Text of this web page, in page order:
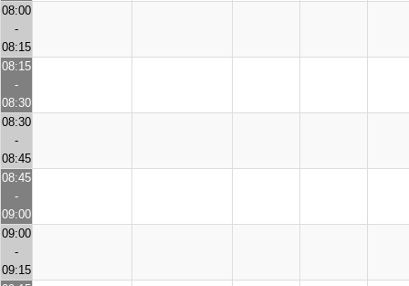
08:00
-
08:15
08:15
-
08:30
08:30
-
08:45
08:45
-
09:00
09:00
-
09:15